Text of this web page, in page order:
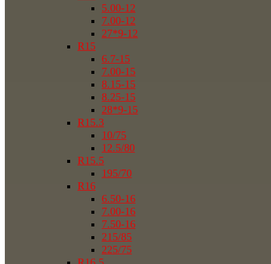
5.00-12
7.00-12
27*9-12
R15
6.7-15
7.00-15
8.15-15
8.25-15
28*9-15
R15.3
10/75
12.5/80
R15.5
195/70
R16
6.50-16
7.00-16
7.50-16
215/85
225/75